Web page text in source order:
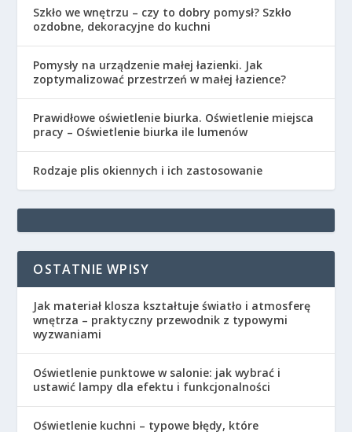
Szkło we wnętrzu – czy to dobry pomysł? Szkło
ozdobne, dekoracyjne do kuchni
Pomysły na urządzenie małej łazienki. Jak
zoptymalizować przestrzeń w małej łazience?
Prawidłowe oświetlenie biurka. Oświetlenie miejsca
pracy – Oświetlenie biurka ile lumenów
Rodzaje plis okiennych i ich zastosowanie
OSTATNIE WPISY
Jak materiał klosza kształtuje światło i atmosferę
wnętrza – praktyczny przewodnik z typowymi
wyzwaniami
Oświetlenie punktowe w salonie: jak wybrać i
ustawić lampy dla efektu i funkcjonalności
Oświetlenie kuchni – typowe błędy, które